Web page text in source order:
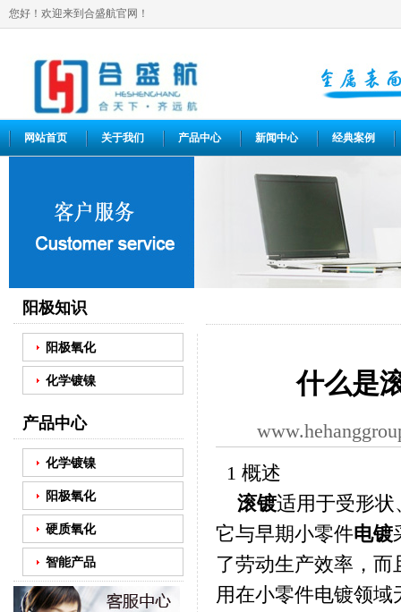
您好！欢迎来到合盛航官网！
网站首页 关于我们 产品中心 新闻中心 经典案例
阳极知识
阳极氧化
化学镀镍
产品中心
化学镀镍
阳极氧化
硬质氧化
智能产品
什么是
1 概述
滚镀适用于受形
它与早期小零件电镀
了劳动生产效率，
用在小零件电镀领域